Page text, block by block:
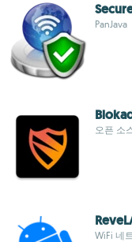
PanJava
오픈 소
WiFi 네